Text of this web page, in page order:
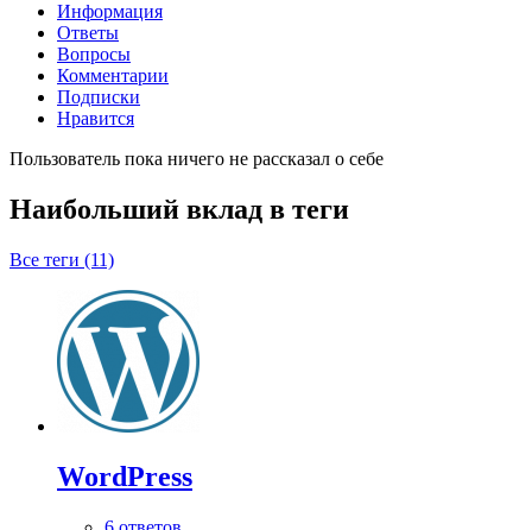
Информация
Ответы
Вопросы
Комментарии
Подписки
Нравится
Пользователь пока ничего не рассказал о себе
Наибольший вклад в теги
Все теги (11)
WordPress